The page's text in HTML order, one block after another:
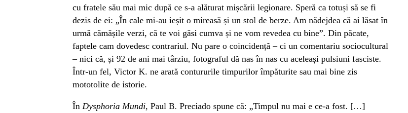
cu fratele său mai mic după ce s-a alăturat mișcării legionare. Speră ca totuși să se fi
dezis de ei: „În cale mi-au ieșit o mireasă și un stol de berze. Am nădejdea că ai lăsat în
urmă cămășile verzi, că te voi găsi cumva și ne vom revedea cu bine”. Din păcate,
faptele cam dovedesc contrariul. Nu pare o coincidență – ci un comentariu sociocultural
– nici că, și 92 de ani mai târziu, fotograful dă nas în nas cu aceleași pulsiuni fasciste.
Într-un fel, Victor K. ne arată contururile timpurilor împăturite sau mai bine zis
mototolite de istorie.
În Dysphoria Mundi, Paul B. Preciado spune că: „Timpul nu mai e ce-a fost. […]